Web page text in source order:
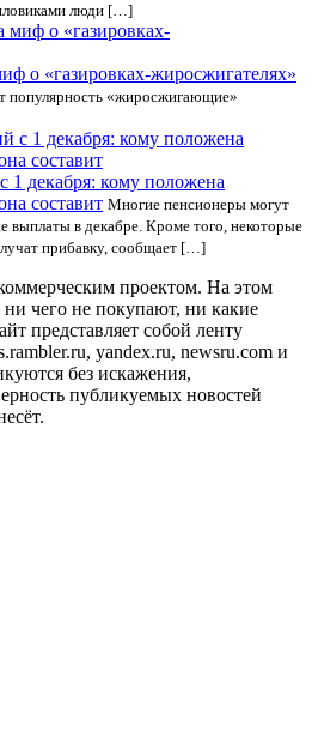
люди […]
о «газировках-жиросжигателях»
популярность «жиросжигающие»
1 декабря: кому положена
составит Многие пенсионеры могут
выплаты в декабре. Кроме того, некоторые
прибавку, сообщает […]
проектом. На этом
чего не покупают, ни какие
представляет собой ленту
yandex.ru, newsru.com и
без искажения,
публикуемых новостей